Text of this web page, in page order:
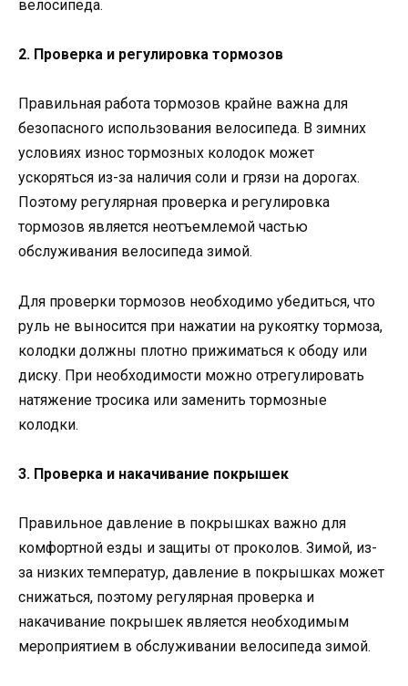
велосипеда.
2. Проверка и регулировка тормозов
Правильная работа тормозов крайне важна для
безопасного использования велосипеда. В зимних
условиях износ тормозных колодок может
ускоряться из-за наличия соли и грязи на дорогах.
Поэтому регулярная проверка и регулировка
тормозов является неотъемлемой частью
обслуживания велосипеда зимой.
Для проверки тормозов необходимо убедиться, что
руль не выносится при нажатии на рукоятку тормоза,
колодки должны плотно прижиматься к ободу или
диску. При необходимости можно отрегулировать
натяжение тросика или заменить тормозные
колодки.
3. Проверка и накачивание покрышек
Правильное давление в покрышках важно для
комфортной езды и защиты от проколов. Зимой, из-
за низких температур, давление в покрышках может
снижаться, поэтому регулярная проверка и
накачивание покрышек является необходимым
мероприятием в обслуживании велосипеда зимой.